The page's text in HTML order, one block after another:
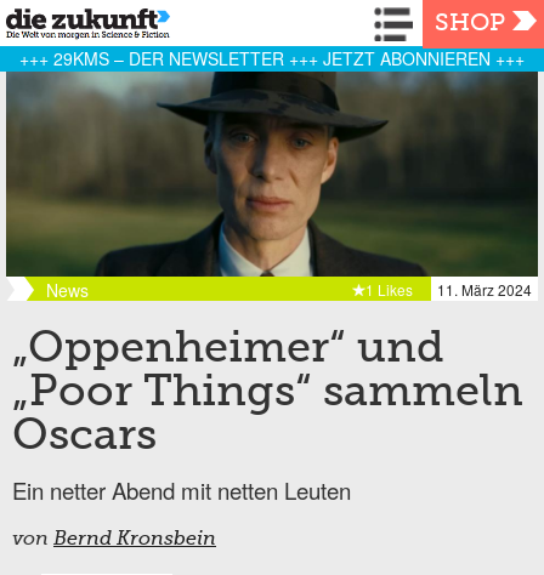
Navigation
SHOP
+++ 29KMS – DER NEWSLETTER +++ JETZT ABONNIEREN +++
News 11. März 2024
1 Likes
„Oppenheimer“ und
„Poor Things“ sammeln
Oscars
Ein netter Abend mit netten Leuten
von Bernd Kronsbein